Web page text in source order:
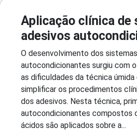
Aplicação clínica de
adesivos
O desenvolvimento dos sistemas
autocondicionantes surgiu com
as dificuldades da técnica úmida
simplificar os procedimentos
dos adesivos. Nesta técnica,
autocondicionantes compostos
ácidos são aplicados sobre a...